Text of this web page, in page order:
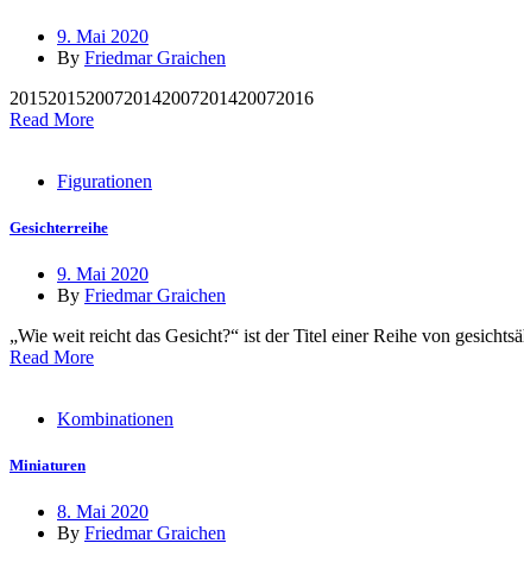
9. Mai 2020
By Friedmar Graichen
20152015200720142007201420072016
Read More
Figurationen
Gesichterreihe
9. Mai 2020
By Friedmar Graichen
„Wie weit reicht das Gesicht?“ ist der Titel einer Reihe von
Read More
Kombinationen
Miniaturen
8. Mai 2020
By Friedmar Graichen